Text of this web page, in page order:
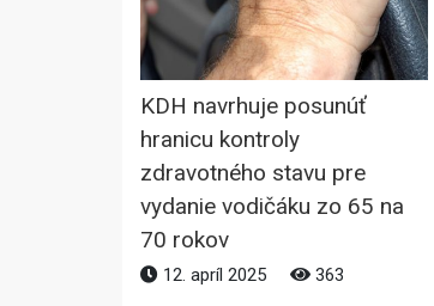
KDH navrhuje posunúť
hranicu kontroly
zdravotného stavu pre
vydanie vodičáku zo 65 na
70 rokov
12. apríl 2025 363